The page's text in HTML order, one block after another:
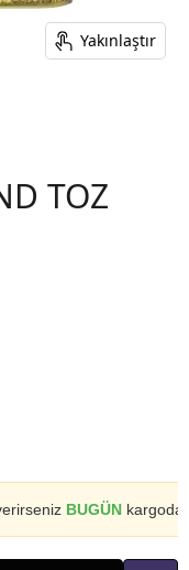
Yakınlaştır
TOZ
BUGÜN kargoda